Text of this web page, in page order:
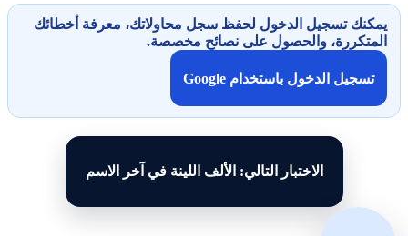
يمكنك تسجيل الدخول لحفظ سجل محاولاتك، معرفة أخطائك
المتكررة، والحصول على نصائح مخصصة.
تسجيل الدخول باستخدام Google
الاختبار التالي: الألف اللينة في آخر الاسم